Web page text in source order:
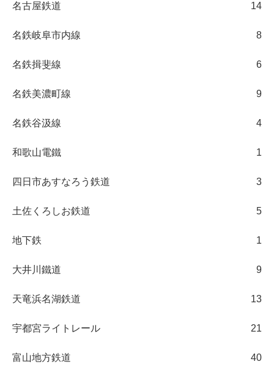
名古屋鉄道 14
名鉄岐阜市内線 8
名鉄揖斐線 6
名鉄美濃町線 9
名鉄谷汲線 4
和歌山電鐵 1
四日市あすなろう鉄道 3
土佐くろしお鉄道 5
地下鉄 1
大井川鐵道 9
天竜浜名湖鉄道 13
宇都宮ライトレール 21
富山地方鉄道 40